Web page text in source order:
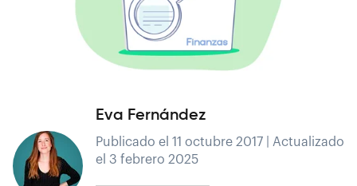
Eva Fernández
Publicado el 11 octubre 2017 | Actualizado
el 3 febrero 2025